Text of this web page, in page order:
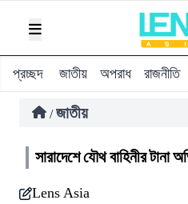
প্রচ্ছদ জাতীয় অপরাধ রাজনীতি
/ জাতীয়
সারাদেশে যৌথ বাহিনীর
Lens Asia